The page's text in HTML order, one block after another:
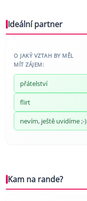
Ideální partner
O JAKÝ VZTAH BY MĚL
MÍT ZÁJEM:
přátelství
flirt
nevím, ještě uvidíme ;-)
Kam na rande?